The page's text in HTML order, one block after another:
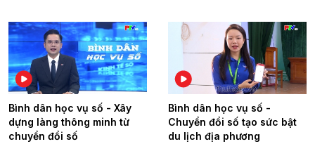
Bình dân học vụ số - Xây
dựng làng thông minh từ
chuyển đổi số
Bình dân học vụ số -
Chuyển đổi số tạo sức bật
du lịch địa phương